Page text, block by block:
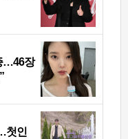
…46장
첫인